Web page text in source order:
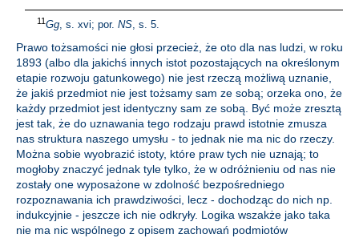
11Gg, s. xvi; por. NS, s. 5.
Prawo tożsamości nie głosi przecież, że oto dla nas ludzi, w roku
1893 (albo dla jakichś innych istot pozostających na określonym
etapie rozwoju gatunkowego) nie jest rzeczą możliwą uznanie,
że jakiś przedmiot nie jest tożsamy sam ze sobą; orzeka ono, że
każdy przedmiot jest identyczny sam ze sobą. Być może zresztą
jest tak, że do uznawania tego rodzaju prawd istotnie zmusza
nas struktura naszego umysłu - to jednak nie ma nic do rzeczy.
Można sobie wyobrazić istoty, które praw tych nie uznają; to
mogłoby znaczyć jednak tyle tylko, że w odróżnieniu od nas nie
zostały one wyposażone w zdolność bezpośredniego
rozpoznawania ich prawdziwości, lecz - dochodząc do nich np.
indukcyjnie - jeszcze ich nie odkryły. Logika wszakże jako taka
nie ma nic wspólnego z opisem zachowań podmiotów